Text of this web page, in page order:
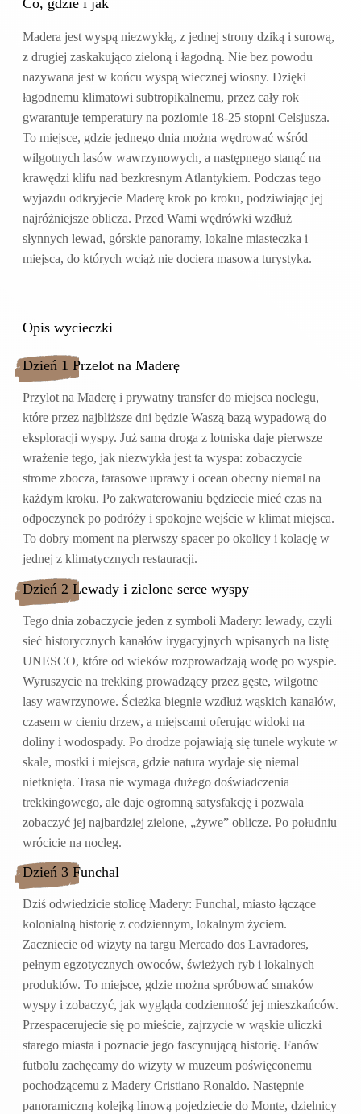
Co, gdzie i jak
Madera jest wyspą niezwykłą, z jednej strony dziką i surową,
z drugiej zaskakująco zieloną i łagodną. Nie bez powodu
nazywana jest w końcu wyspą wiecznej wiosny. Dzięki
łagodnemu klimatowi subtropikalnemu, przez cały rok
gwarantuje temperatury na poziomie 18-25 stopni Celsjusza.
To miejsce, gdzie jednego dnia można wędrować wśród
wilgotnych lasów wawrzynowych, a następnego stanąć na
krawędzi klifu nad bezkresnym Atlantykiem. Podczas tego
wyjazdu odkryjecie Maderę krok po kroku, podziwiając jej
najróżniejsze oblicza. Przed Wami wędrówki wzdłuż
słynnych lewad, górskie panoramy, lokalne miasteczka i
miejsca, do których wciąż nie dociera masowa turystyka.
Opis wycieczki
Dzień 1 Przelot na Maderę
Przylot na Maderę i prywatny transfer do miejsca noclegu,
które przez najbliższe dni będzie Waszą bazą wypadową do
eksploracji wyspy. Już sama droga z lotniska daje pierwsze
wrażenie tego, jak niezwykła jest ta wyspa: zobaczycie
strome zbocza, tarasowe uprawy i ocean obecny niemal na
każdym kroku. Po zakwaterowaniu będziecie mieć czas na
odpoczynek po podróży i spokojne wejście w klimat miejsca.
To dobry moment na pierwszy spacer po okolicy i kolację w
jednej z klimatycznych restauracji.
Dzień 2 Lewady i zielone serce wyspy
Tego dnia zobaczycie jeden z symboli Madery: lewady, czyli
sieć historycznych kanałów irygacyjnych wpisanych na listę
UNESCO, które od wieków rozprowadzają wodę po wyspie.
Wyruszycie na trekking prowadzący przez gęste, wilgotne
lasy wawrzynowe. Ścieżka biegnie wzdłuż wąskich kanałów,
czasem w cieniu drzew, a miejscami oferując widoki na
doliny i wodospady. Po drodze pojawiają się tunele wykute w
skale, mostki i miejsca, gdzie natura wydaje się niemal
nietknięta. Trasa nie wymaga dużego doświadczenia
trekkingowego, ale daje ogromną satysfakcję i pozwala
zobaczyć jej najbardziej zielone, „żywe” oblicze. Po południu
wrócicie na nocleg.
Dzień 3 Funchal
Dziś odwiedzicie stolicę Madery: Funchal, miasto łączące
kolonialną historię z codziennym, lokalnym życiem.
Zaczniecie od wizyty na targu Mercado dos Lavradores,
pełnym egzotycznych owoców, świeżych ryb i lokalnych
produktów. To miejsce, gdzie można spróbować smaków
wyspy i zobaczyć, jak wygląda codzienność jej mieszkańców.
Przespacerujecie się po mieście, zajrzycie w wąskie uliczki
starego miasta i poznacie jego fascynującą historię. Fanów
futbolu zachęcamy do wizyty w muzeum poświęconemu
pochodzącemu z Madery Cristiano Ronaldo. Następnie
panoramiczną kolejką linową pojedziecie do Monte, dzielnicy